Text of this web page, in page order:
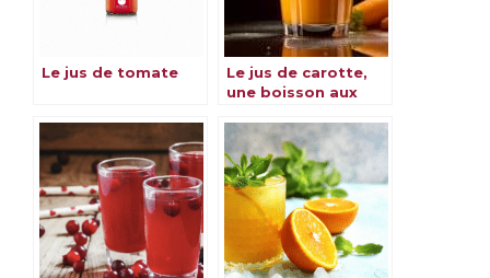
Le jus de tomate
Le jus de carotte,
une boisson aux